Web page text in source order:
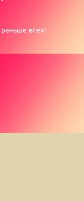
всех!